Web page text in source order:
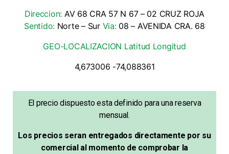
Direccion: AV 68 CRA 57 N 67 – 02 CRUZ ROJA
Sentido: Norte – Sur Via:08 – AVENIDA CRA. 68
GEO-LOCALIZACION Latitud Longitud
4,673006 -74,088361
El precio dispuesto esta definido para una reserva
mensual.
Los precios seran entregados directamente por su
comercial al momento de comprobar la